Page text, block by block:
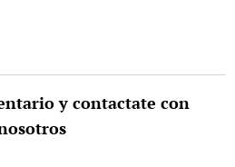
y contactate con